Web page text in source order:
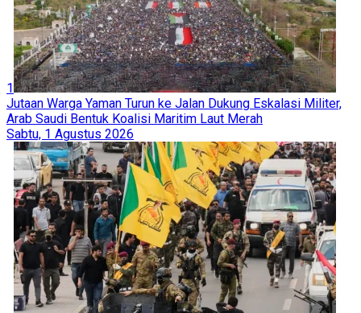
1
Jutaan Warga Yaman Turun ke Jalan Dukung Eskalasi Militer,
Arab Saudi Bentuk Koalisi Maritim Laut Merah
Sabtu, 1 Agustus 2026